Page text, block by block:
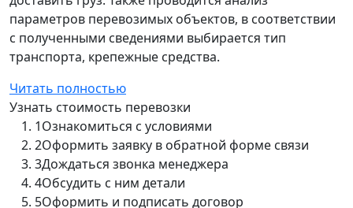
параметров перевозимых объектов, в соответствии
с полученными сведениями выбирается тип
транспорта, крепежные средства.
Читать полностью
Узнать стоимость перевозки
1Ознакомиться с условиями
2Оформить заявку в обратной форме связи
3Дождаться звонка менеджера
4Обсудить с ним детали
5Оформить и подписать договор